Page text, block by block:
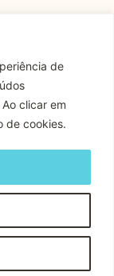
de
clicar em
de cookies.